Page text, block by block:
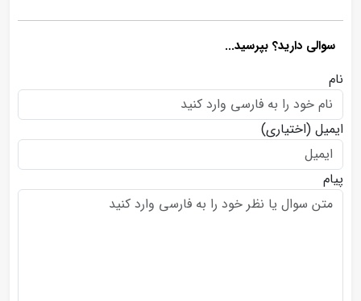
سوالی دارید؟ بپرسید...
نام
ایمیل (اختیاری)
پیام